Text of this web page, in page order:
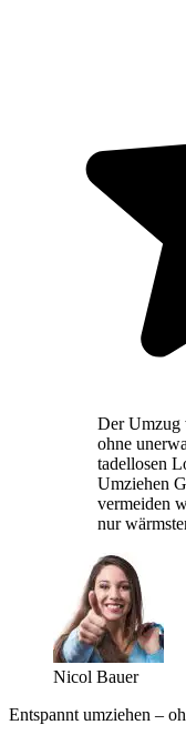
Der Umzug
ohne
tadellosen
Umziehen
vermeiden
nur
Nicol Bauer
Entspannt umziehen –